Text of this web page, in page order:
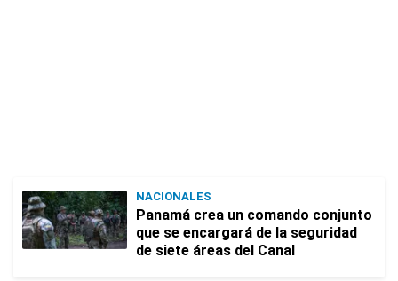
NACIONALES
Panamá crea un comando conjunto
que se encargará de la seguridad
de siete áreas del Canal